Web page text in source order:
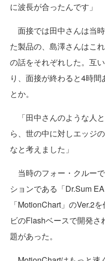
に波長が合ったんです」
面接では田中さんは当
た製品の、島澤さんはこ
の話をそれぞれした。互
り、面接が終わると4時
とか。
「田中さんのような人
ら、世の中に対しエッジ
なと考えました」
当時のフォー・クルー
ションである「Dr.Sum
「MotionChart」のVer.2
ビのFlashベースで開発
題があった。